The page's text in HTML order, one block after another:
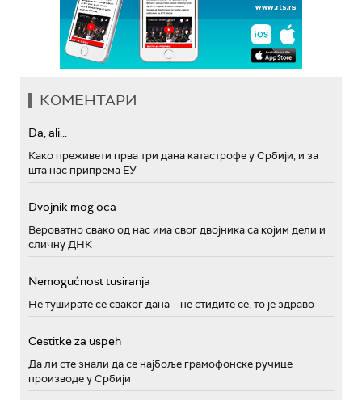
КОМЕНТАРИ
Da, ali...
Како преживети прва три дана катастрофе у Србији, и за
шта нас припрема ЕУ
Dvojnik mog oca
Вероватно свако од нас има свог двојника са којим дели и
сличну ДНК
Nemogućnost tusiranja
Не туширате се сваког дана – не стидите се, то је здраво
Cestitke za uspeh
Да ли сте знали да се најбоље грамофонске ручице
производе у Србији